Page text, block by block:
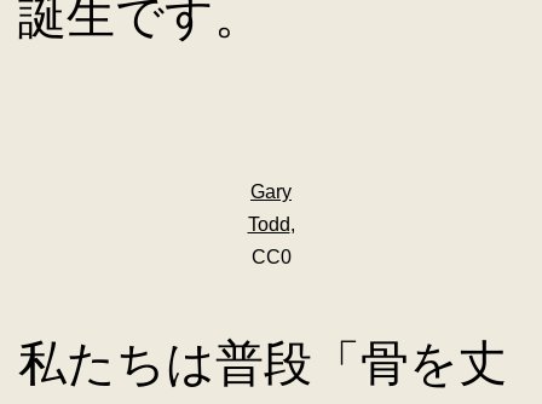
誕生です。
Gary
Todd,
CC0
私たちは普段「骨を丈